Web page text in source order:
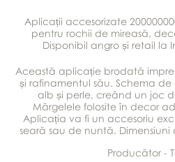
Aplicații accesorizate
pentru rochii de mireasă,
Disponibil angro și retail la
Această aplicație brodată
și rafinamentul său. Schema
alb și perle, creând un joc
Mărgelele folosite în decor
Aplicația va fi un accesoriu
seară sau de nuntă. Dimensiuni
Producător -